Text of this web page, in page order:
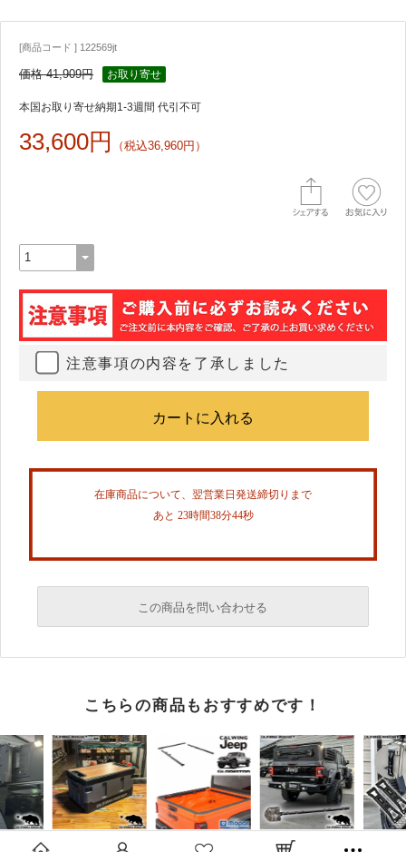
[商品コード ] 122569jt
価格 41,909円 お取り寄せ
本国お取り寄せ納期1-3週間 代引不可
33,600円 （税込36,960円）
注意事項の内容を了承しました
在庫商品について、翌営業日発送締切りまで
あと 23時間38分44秒
この商品を問い合わせる
必須
こちらの商品もおすすめです！